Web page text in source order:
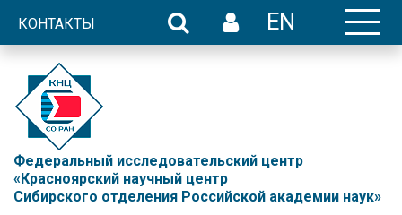
КОНТАКТЫ EN
Федеральный исследовательский центр
«Красноярский научный центр
Сибирского отделения Российской академии наук»